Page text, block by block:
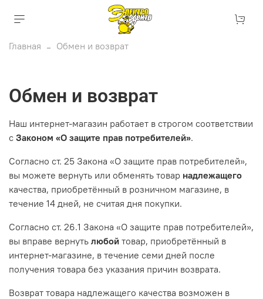
Главная Обмен и возврат
Обмен и возврат
Наш интернет-магазин работает в строгом соответствии
с Законом «О защите прав потребителей».
Согласно ст. 25 Закона «О защите прав потребителей»,
вы можете вернуть или обменять товар надлежащего
качества, приобретённый в розничном магазине, в
течение 14 дней, не считая дня покупки.
Согласно ст. 26.1 Закона «О защите прав потребителей»,
вы вправе вернуть любой товар, приобретённый в
интернет-магазине, в течение семи дней после
получения товара без указания причин возврата.
Возврат товара надлежащего качества возможен в